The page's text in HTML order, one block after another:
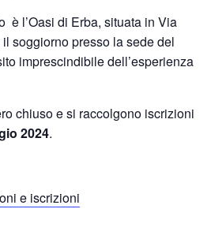
è l’Oasi di Erba, situata in Via
soggiorno presso la sede del
imprescindibile dell’esperienza
chiuso e si raccolgono iscrizioni
2024.
e iscrizioni